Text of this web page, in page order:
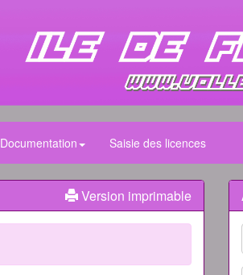
Documentation Saisie des licences
Version imprimable